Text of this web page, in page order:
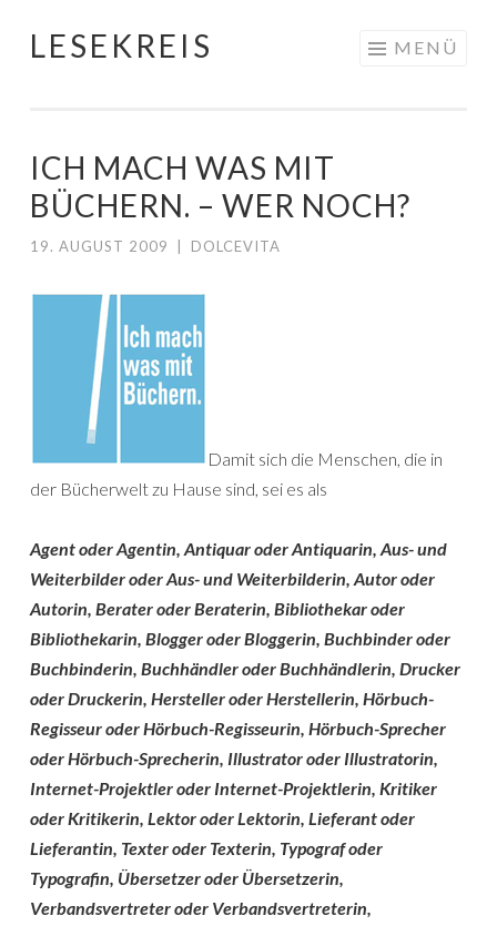
Springe
LESEKREIS MENÜ
ICH MACH WAS MIT
BÜCHERN. – WER NOCH?
19. AUGUST 2009 DOLCEVITA
Damit sich die Menschen, die in
der Bücherwelt zu Hause sind, sei es als
Agent oder Agentin, Antiquar oder Antiquarin, Aus- und
Weiterbilder oder Aus- und Weiterbilderin, Autor oder
Autorin, Berater oder Beraterin, Bibliothekar oder
Bibliothekarin, Blogger oder Bloggerin, Buchbinder oder
Buchbinderin, Buchhändler oder Buchhändlerin, Drucker
oder Druckerin, Hersteller oder Herstellerin, Hörbuch-
Regisseur oder Hörbuch-Regisseurin, Hörbuch-Sprecher
oder Hörbuch-Sprecherin, Illustrator oder Illustratorin,
Internet-Projektler oder Internet-Projektlerin, Kritiker
oder Kritikerin, Lektor oder Lektorin, Lieferant oder
Lieferantin, Texter oder Texterin, Typograf oder
Typografin, Übersetzer oder Übersetzerin,
Verbandsvertreter oder Verbandsvertreterin,